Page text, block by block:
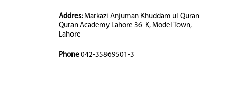
Addres:Markazi Anjuman Khuddam ul Quran
Quran Academy Lahore 36-K, Model Town,
Lahore
Phone 042-35869501-3